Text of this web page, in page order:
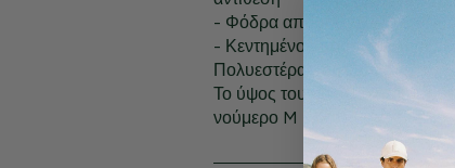
- Φόδρα από πλέγμα
- Κεντημένος πράσινος
Πολυεστέρας (100%)
Το ύψος του μοντέλου είναι 1,80
νούμερο M